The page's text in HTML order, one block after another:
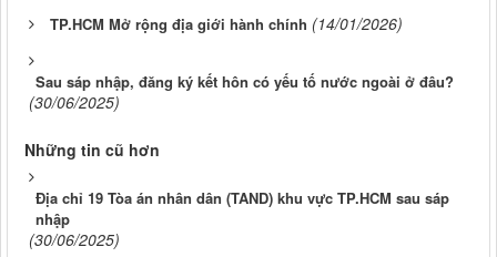
TP.HCM Mở rộng địa giới hành chính (14/01/2026)
Sau sáp nhập, đăng ký kết hôn có yếu tố nước ngoài ở đâu?
(30/06/2025)
Những tin cũ hơn
Địa chỉ 19 Tòa án nhân dân (TAND) khu vực TP.HCM sau sáp
nhập
(30/06/2025)